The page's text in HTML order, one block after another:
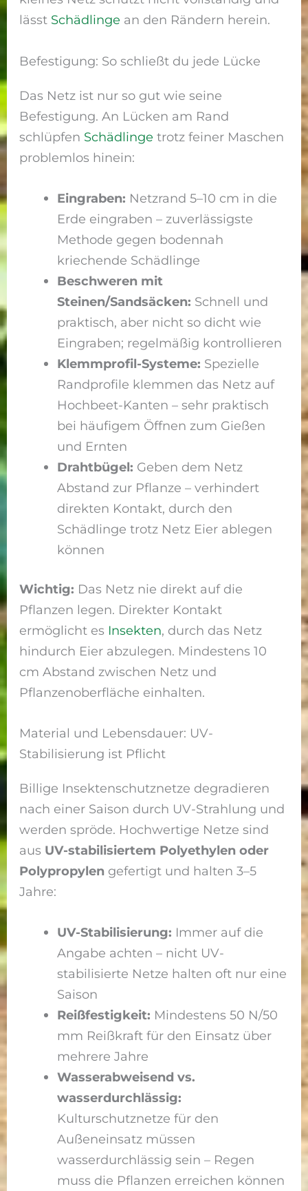
lässt Schädlinge an den Rändern herein.
Befestigung: So schließt du jede Lücke
Das Netz ist nur so gut wie seine
Befestigung. An Lücken am Rand
schlüpfen Schädlinge trotz feiner Maschen
problemlos hinein:
Eingraben: Netzrand 5–10 cm in die
Erde eingraben – zuverlässigste
Methode gegen bodennah
kriechende Schädlinge
Beschweren mit
Steinen/Sandsäcken: Schnell und
praktisch, aber nicht so dicht wie
Eingraben; regelmäßig kontrollieren
Klemmprofil-Systeme: Spezielle
Randprofile klemmen das Netz auf
Hochbeet-Kanten – sehr praktisch
bei häufigem Öffnen zum Gießen
und Ernten
Drahtbügel: Geben dem Netz
Abstand zur Pflanze – verhindert
direkten Kontakt, durch den
Schädlinge trotz Netz Eier ablegen
können
Wichtig: Das Netz nie direkt auf die
Pflanzen legen. Direkter Kontakt
ermöglicht es Insekten, durch das Netz
hindurch Eier abzulegen. Mindestens 10
cm Abstand zwischen Netz und
Pflanzenoberfläche einhalten.
Material und Lebensdauer: UV-
Stabilisierung ist Pflicht
Billige Insektenschutznetze degradieren
nach einer Saison durch UV-Strahlung und
werden spröde. Hochwertige Netze sind
aus UV-stabilisiertem Polyethylen oder
Polypropylen gefertigt und halten 3–5
Jahre:
UV-Stabilisierung: Immer auf die
Angabe achten – nicht UV-
stabilisierte Netze halten oft nur eine
Saison
Reißfestigkeit: Mindestens 50 N/50
mm Reißkraft für den Einsatz über
mehrere Jahre
Wasserabweisend vs.
wasserdurchlässig:
Kulturschutznetze für den
Außeneinsatz müssen
wasserdurchlässig sein – Regen
muss die Pflanzen erreichen können